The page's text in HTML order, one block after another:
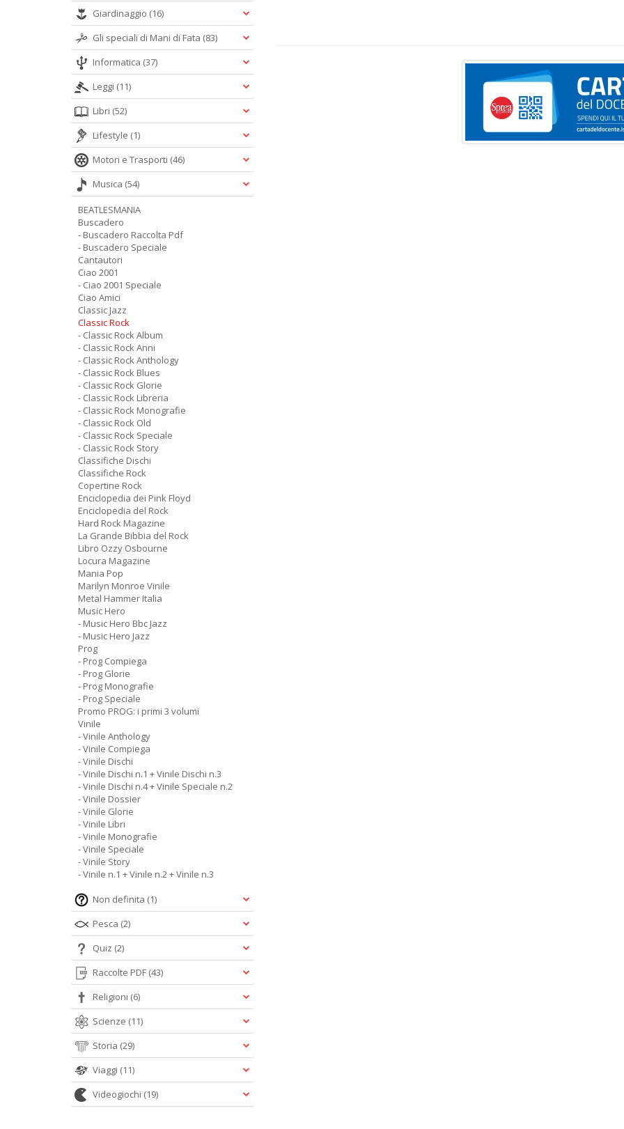
Giardinaggio (16)
Gli speciali di Mani di Fata (83)
Informatica (37)
Leggi (11)
Libri (52)
Lifestyle (1)
Motori e Trasporti (46)
Musica (54)
BEATLESMANIA
Buscadero
- Buscadero Raccolta Pdf
- Buscadero Speciale
Cantautori
Ciao 2001
- Ciao 2001 Speciale
Ciao Amici
Classic Jazz
Classic Rock
- Classic Rock Album
- Classic Rock Anni
- Classic Rock Anthology
- Classic Rock Blues
- Classic Rock Glorie
- Classic Rock Libreria
- Classic Rock Monografie
- Classic Rock Old
- Classic Rock Speciale
- Classic Rock Story
Classifiche Dischi
Classifiche Rock
Copertine Rock
Enciclopedia dei Pink Floyd
Enciclopedia del Rock
Hard Rock Magazine
La Grande Bibbia del Rock
Libro Ozzy Osbourne
Locura Magazine
Mania Pop
Marilyn Monroe Vinile
Metal Hammer Italia
Music Hero
- Music Hero Bbc Jazz
- Music Hero Jazz
Prog
- Prog Compiega
- Prog Glorie
- Prog Monografie
- Prog Speciale
Promo PROG: i primi 3 volumi
Vinile
- Vinile Anthology
- Vinile Compiega
- Vinile Dischi
- Vinile Dischi n.1 + Vinile Dischi n.3
- Vinile Dischi n.4 + Vinile Speciale n.2
- Vinile Dossier
- Vinile Glorie
- Vinile Libri
- Vinile Monografie
- Vinile Speciale
- Vinile Story
- Vinile n.1 + Vinile n.2 + Vinile n.3
Non definita (1)
Pesca (2)
Quiz (2)
Raccolte PDF (43)
Religioni (6)
Scienze (11)
Storia (29)
Viaggi (11)
Videogiochi (19)